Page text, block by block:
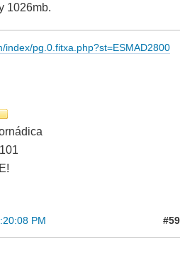
1026mb.
index/pg.0.fitxa.php?st=ESMAD2800
PM #59